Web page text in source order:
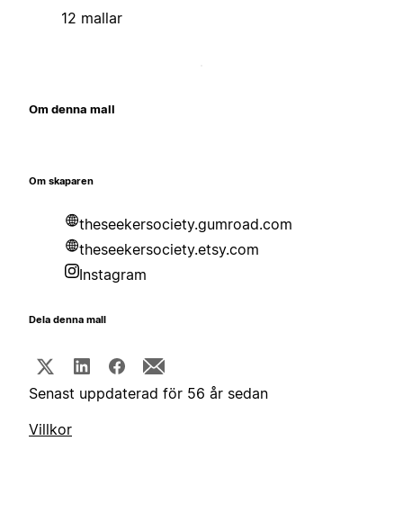
12 mallar
Om denna mall
Om skaparen
theseekersociety.gumroad.com
theseekersociety.etsy.com
Instagram
Dela denna mall
Senast uppdaterad för 56 år sedan
Villkor